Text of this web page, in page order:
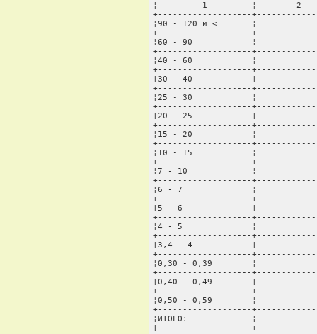
¦         1         ¦        2
+-------------------
¦90 - 120 и <       ¦
+-------------------
¦60 - 90            ¦
+-------------------
¦40 - 60            ¦
+-------------------
¦30 - 40            ¦
+-------------------
¦25 - 30            ¦
+-------------------
¦20 - 25            ¦
+-------------------
¦15 - 20            ¦
+-------------------
¦10 - 15            ¦
+-------------------
¦7 - 10             ¦
+-------------------
¦6 - 7              ¦
+-------------------
¦5 - 6              ¦
+-------------------
¦4 - 5              ¦
+-------------------
¦3,4 - 4            ¦
+-------------------
¦0,30 - 0,39        ¦
+-------------------
¦0,40 - 0,49        ¦
+-------------------
¦0,50 - 0,59        ¦
+-------------------
¦ИТОГО:             ¦
¦-------------------